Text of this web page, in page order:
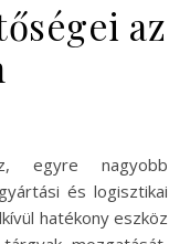
az
és logisztikai
hatékony eszköz